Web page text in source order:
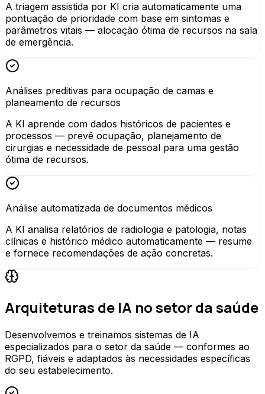
A triagem assistida por KI cria automaticamente uma
pontuação de prioridade com base em sintomas e
parâmetros vitais — alocação ótima de recursos na sala
de emergência.
Análises preditivas para ocupação de camas e
planeamento de recursos
A KI aprende com dados históricos de pacientes e
processos — prevê ocupação, planejamento de
cirurgias e necessidade de pessoal para uma gestão
ótima de recursos.
Análise automatizada de documentos médicos
A KI analisa relatórios de radiologia e patologia, notas
clínicas e histórico médico automaticamente — resume
e fornece recomendações de ação concretas.
Arquiteturas de IA no setor da saúde
Desenvolvemos e treinamos sistemas de IA
especializados para o setor da saúde — conformes ao
RGPD, fiáveis e adaptados às necessidades específicas
do seu estabelecimento.